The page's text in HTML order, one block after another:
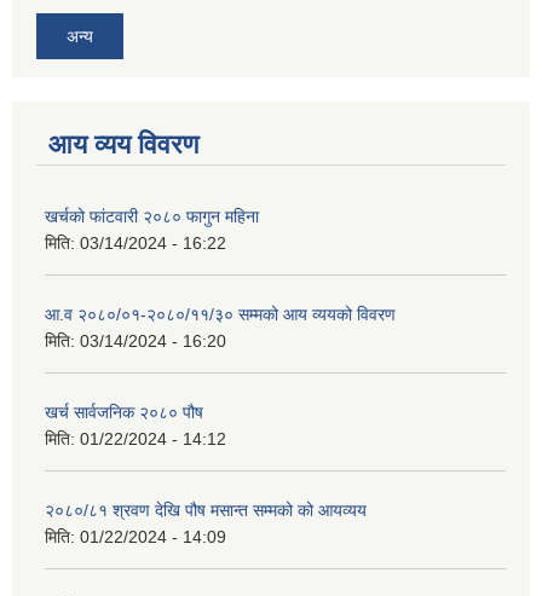
अन्य
आय व्यय विवरण
खर्चको फांटवारी २०८० फागुन महिना
मिति: 03/14/2024 - 16:22
आ.व २०८०/०१-२०८०/११/३० सम्मको आय व्ययको विवरण
मिति: 03/14/2024 - 16:20
खर्च सार्वजनिक २०८० पौष
मिति: 01/22/2024 - 14:12
२०८०/८१ श्रवण देखि पौष मसान्त सम्मको को आयव्यय
मिति: 01/22/2024 - 14:09